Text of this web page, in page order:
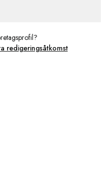
redigeringsåtkomst